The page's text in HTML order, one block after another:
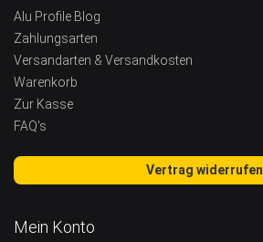
Alu Profile Blog
Zahlungsarten
Versandarten & Versandkosten
Warenkorb
Zur Kasse
FAQ's
Vertrag widerrufen
Mein Konto